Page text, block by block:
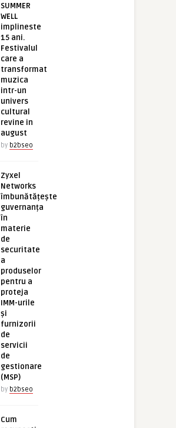
SUMMER
WELL
implineste
15 ani.
Festivalul
care a
transformat
muzica
intr-un
univers
cultural
revine in
august
by b2bseo
Zyxel
Networks
îmbunătățește
guvernanța
în
materie
de
securitate
a
produselor
pentru a
proteja
IMM-urile
și
furnizorii
de
servicii
de
gestionare
(MSP)
by b2bseo
Cum